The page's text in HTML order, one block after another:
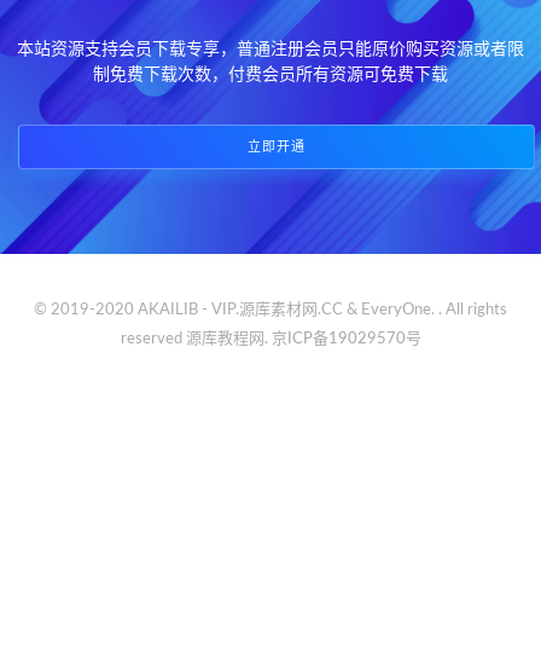
本站资源支持会员下载专享，普通注册会员只能原价购买资源或者限
制免费下载次数，付费会员所有资源可免费下载
立即开通
© 2019-2020 AKAILIB - VIP.源库素材网.CC & EveryOne. . All rights
reserved 源库教程网. 京ICP备19029570号